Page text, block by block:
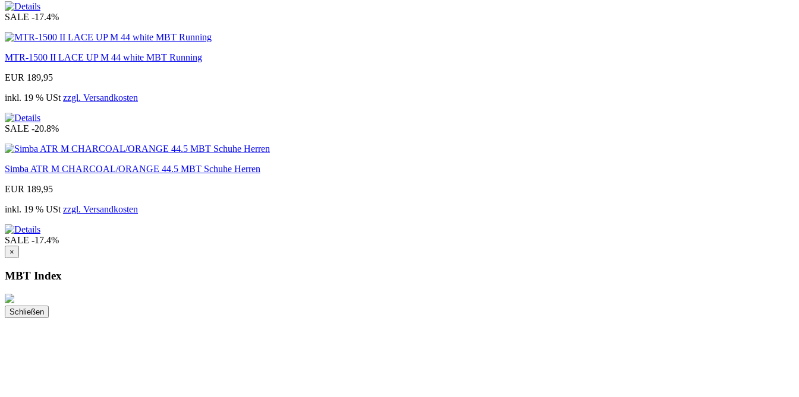
SALE -17.4%
MTR-1500 II LACE UP M 44 white MBT Running
EUR 189,95
inkl. 19 % USt zzgl. Versandkosten
SALE -20.8%
Simba ATR M CHARCOAL/ORANGE 44.5 MBT Schuhe Herren
EUR 189,95
inkl. 19 % USt zzgl. Versandkosten
SALE -17.4%
×
MBT Index
Schließen